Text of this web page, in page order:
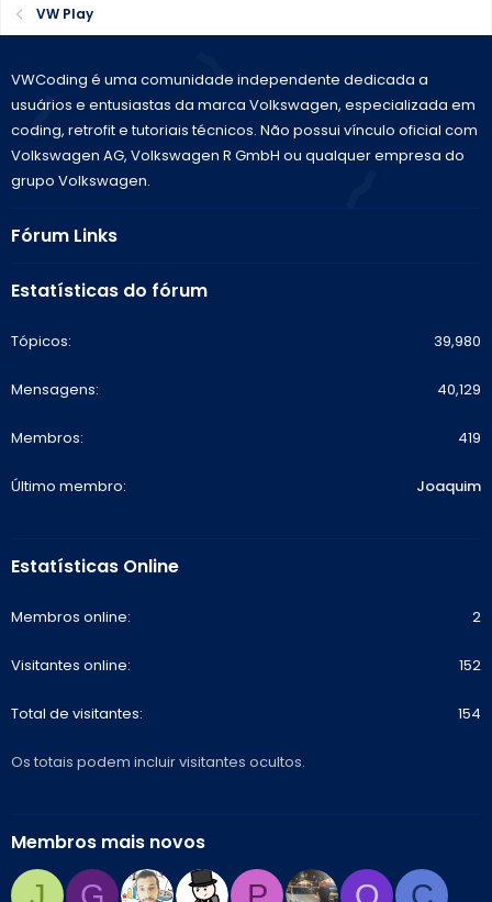
VW Play
VWCoding é uma comunidade independente dedicada a
usuários e entusiastas da marca Volkswagen, especializada em
coding, retrofit e tutoriais técnicos. Não possui vínculo oficial com
Volkswagen AG, Volkswagen R GmbH ou qualquer empresa do
grupo Volkswagen.
Fórum Links
Estatísticas do fórum
Tópicos 39,980
Mensagens 40,129
Membros 419
Último membro Joaquim
Estatísticas Online
Membros online 2
Visitantes online 152
Total de visitantes 154
Os totais podem incluir visitantes ocultos.
Membros mais novos
J G P O C